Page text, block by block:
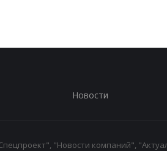
Новости
"Новости компаний",